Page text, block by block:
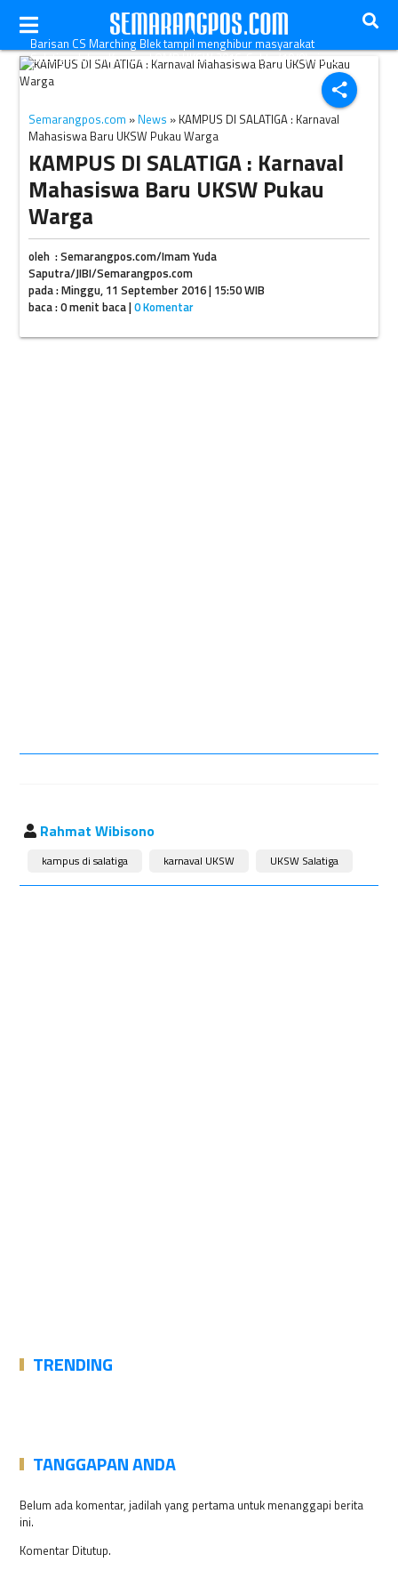
share
Barisan CS Marching Blek tampil menghibur masyarakat
Salatiga dalam Karnaval OMB UKSW 2016, Sabtu (10/9) siang.
(Istimewa/Biro Promosi dan Hubungan Luar UKSW)
Semarangpos.com » News » KAMPUS DI SALATIGA : Karnaval
Mahasiswa Baru UKSW Pukau Warga
KAMPUS DI SALATIGA : Karnaval
Mahasiswa Baru UKSW Pukau
Warga
oleh : Semarangpos.com/Imam Yuda
Saputra/JIBI/Semarangpos.com
pada : Minggu, 11 September 2016 | 15:50 WIB
baca : 0 menit baca |0 Komentar
Rahmat Wibisono
kampus di salatiga karnaval UKSW UKSW Salatiga
TRENDING
TANGGAPAN ANDA
Belum ada komentar, jadilah yang pertama untuk menanggapi berita
ini.
Komentar Ditutup.